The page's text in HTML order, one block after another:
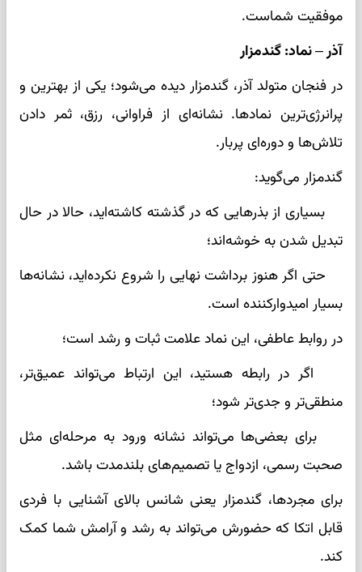
موفقیت شماست.
آذر – نماد: گندمزار
در فنجان متولد آذر، گندمزار دیده می‌شود؛ یکی از بهترین و
پرانرژی‌ترین نمادها. نشانه‌ای از فراوانی، رزق، ثمر دادن
تلاش‌ها و دوره‌ای پربار.
گندمزار می‌گوید:
بسیاری از بذرهایی که در گذشته کاشته‌اید، حالا در حال
تبدیل شدن به خوشه‌اند؛
حتی اگر هنوز برداشت نهایی را شروع نکرده‌اید، نشانه‌ها
بسیار امیدوارکننده است.
در روابط عاطفی، این نماد علامت ثبات و رشد است؛
اگر در رابطه هستید، این ارتباط می‌تواند عمیق‌تر،
منطقی‌تر و جدی‌تر شود؛
برای بعضی‌ها می‌تواند نشانه ورود به مرحله‌ای مثل
صحبت رسمی، ازدواج یا تصمیم‌های بلندمدت باشد.
برای مجردها، گندمزار یعنی شانس بالای آشنایی با فردی
قابل اتکا که حضورش می‌تواند به رشد و آرامش شما کمک
کند.